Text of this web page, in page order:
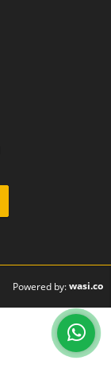
Powered by:wasi.co